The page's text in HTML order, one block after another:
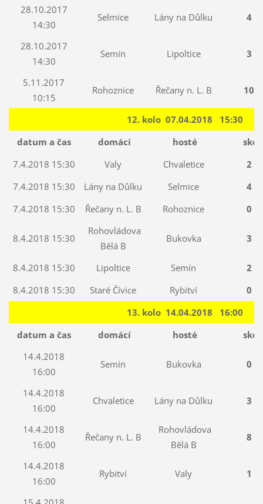
28.10.2017
14:30
Selmice Lány na Důlku 4 :
28.10.2017
14:30
Semín Lipoltice 3 :
5.11.2017
10:15
Rohoznice Řečany n. L. B 10 :
12. kolo 07.04.2018 15:30
datum a čas
domácí hosté
7.4.2018 15:30
Valy Chvaletice
2 :
7.4.2018 15:30
Lány na Důlku Selmice
4 :
7.4.2018 15:30
Řečany n. L. B Rohoznice 0 :
8.4.2018 15:30
Rohovládova
Bělá B
Bukovka 3 :
8.4.2018 15:30 Lipoltice Semín
2 :
8.4.2018 15:30
Staré Čívice Rybitví
0 :
13. kolo 14.04.2018 16:00
datum a čas
domácí hosté
14.4.2018
16:00
Semín Bukovka 0 :
14.4.2018
16:00
Chvaletice Lány na Důlku 3 :
14.4.2018
16:00
Řečany n. L. B
Rohovládova
Bělá B
8 :
14.4.2018
16:00
Rybitví Valy 1 :